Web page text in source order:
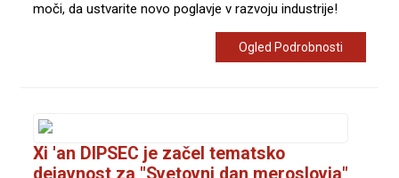
moči, da ustvarite novo poglavje v razvoju industrije!
Ogled Podrobnosti
Xi 'an DIPSEC je začel tematsko
dejavnost za "Svetovni dan meroslovja"